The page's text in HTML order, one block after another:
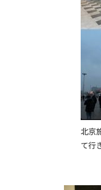
北京
て行